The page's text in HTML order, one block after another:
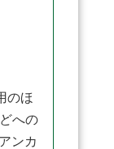
のほ
への
ンカ